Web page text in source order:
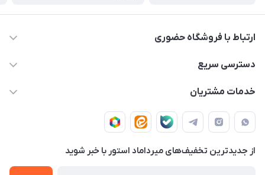
ارتباط با فروشگاه حضوری
02188874370 - 02188874371
پایتخت - طبقه اول - واحد 172
دسترسی سریع
صـفـحـه اصـلـی
دربـاره مـیـردامـاد اسـتـور
خدمات مشتریان
قـوانـیـن و مـقـررات
روش هـای پـرداخـت
تـیـکـت بـه پـشـتـیـبـانـی
از جدید‌ترین تخفیف‌های میرداماد استور با‌ خبر شوید